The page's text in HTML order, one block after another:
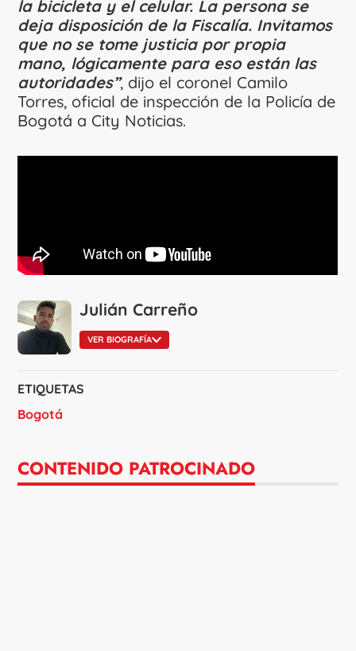
la bicicleta y el celular. La persona se
deja disposición de la Fiscalía. Invitamos
que no se tome justicia por propia
mano, lógicamente para eso están las
autoridades”, dijo el coronel Camilo
Torres, oficial de inspección de la Policía de
Bogotá a City Noticias.
Julián Carreño
VER BIOGRAFÍA
ETIQUETAS
Bogotá
CONTENIDO PATROCINADO